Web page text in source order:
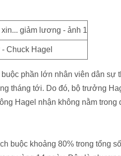
Chuck Hagel
phần lớn nhân viên dân sự
tháng tới. Do đó, bộ trưởng
Hagel nhận không nằm trong
buộc khoảng 80% trong tổng